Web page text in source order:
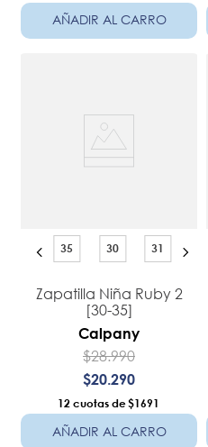
AÑADIR AL CARRO
35 30 31
Zapatilla Niña Ruby 2
[30-35]
Calpany
$28.990
$20.290
12 $1691
AÑADIR AL CARRO